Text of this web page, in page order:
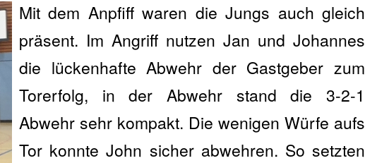
Mit dem Anpfiff waren die Jungs auch gleich
präsent. Im Angriff nutzen Jan und Johannes
die lückenhafte Abwehr der Gastgeber zum
Torerfolg, in der Abwehr stand die 3-2-1
Abwehr sehr kompakt. Die wenigen Würfe aufs
Tor konnte John sicher abwehren. So setzten